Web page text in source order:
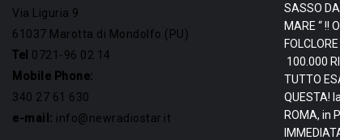
Via Liguria 9
61037 Marotta di Mondolfo (PU)
Tel 0721-96 02 14
Mobile Phone:
340 27 61 630
e-mail: info@newradiostar.it
SASSO
MARE “ !!
100.000
TUTTO
QUESTA!
ROMA, in